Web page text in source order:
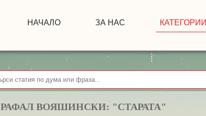
НАЧАЛО ЗА НАС КАТЕГОРИИ
РАФАЛ ВОЯШИНСКИ: "СТАРАТА"